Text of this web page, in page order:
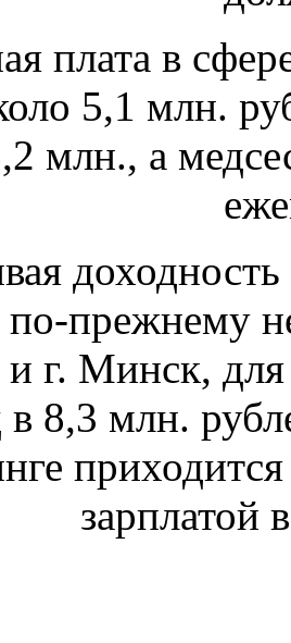
плата в
5,1 млн.
млн., а
по-прежнему
и г. Минск,
в 8,3 млн.
зарплатой